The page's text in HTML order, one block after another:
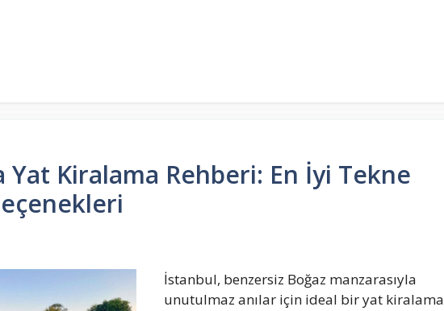
Yat Kiralama Rehberi: En İyi Tekne
İstanbul, benzersiz Boğaz manzarasıyla
unutulmaz anılar için ideal bir yat kiralama